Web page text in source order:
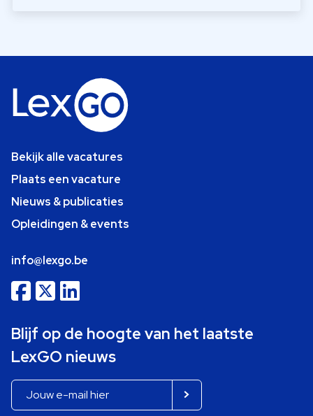
Bekijk alle vacatures
Plaats een vacature
Nieuws & publicaties
Opleidingen & events
info@lexgo.be
Blijf op de hoogte van het laatste
LexGO nieuws